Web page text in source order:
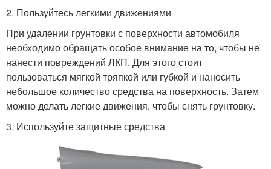
2. Пользуйтесь легкими движениями
При удалении грунтовки с поверхности автомобиля
необходимо обращать особое внимание на то, чтобы не
нанести повреждений ЛКП. Для этого стоит
пользоваться мягкой тряпкой или губкой и наносить
небольшое количество средства на поверхность. Затем
можно делать легкие движения, чтобы снять грунтовку.
3. Используйте защитные средства